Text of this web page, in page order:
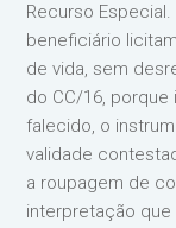
Recurso
beneficiário
de vida, sem
do CC/16,
falecido, o
validade
a roupagem de
interpretação que